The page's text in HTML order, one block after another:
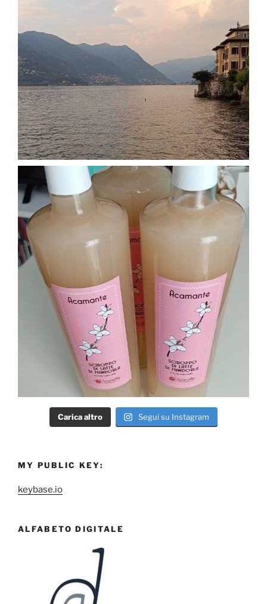
Carica altro Segui su Instagram
MY PUBLIC KEY:
keybase.io
ALFABETO DIGITALE